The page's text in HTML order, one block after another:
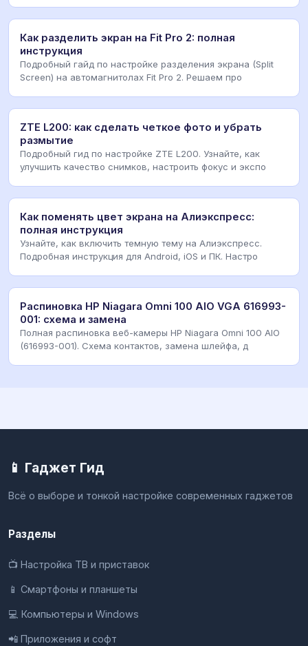
Как разделить экран на Fit Pro 2: полная
инструкция
Подробный гайд по настройке разделения экрана (Split
Screen) на автомагнитолах Fit Pro 2. Решаем про
ZTE L200: как сделать четкое фото и убрать
размытие
Подробный гид по настройке ZTE L200. Узнайте, как
улучшить качество снимков, настроить фокус и экспо
Как поменять цвет экрана на Алиэкспресс:
полная инструкция
Узнайте, как включить темную тему на Алиэкспресс.
Подробная инструкция для Android, iOS и ПК. Настро
Распиновка HP Niagara Omni 100 AIO VGA 616993-
001: схема и замена
Полная распиновка веб-камеры HP Niagara Omni 100 AIO
(616993-001). Схема контактов, замена шлейфа, д
📱 Гаджет Гид
Всё о выборе и тонкой настройке современных гаджетов
Разделы
📺 Настройка ТВ и приставок
📱 Смартфоны и планшеты
💻 Компьютеры и Windows
📲 Приложения и софт